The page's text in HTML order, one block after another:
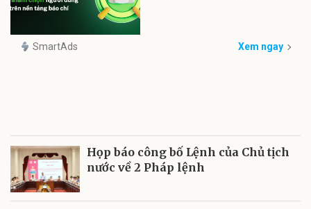
SmartAds Xem ngay
Họp báo công bố Lệnh của Chủ tịch
nước về 2 Pháp lệnh